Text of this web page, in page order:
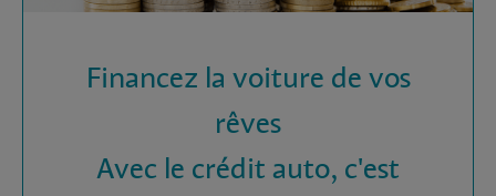
Financez la voiture de vos
rêves
Avec le crédit auto, c'est